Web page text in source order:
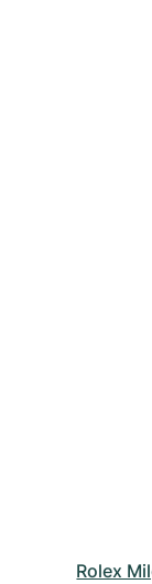
Rolex